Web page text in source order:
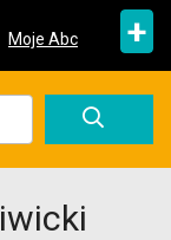
Moje Abc +